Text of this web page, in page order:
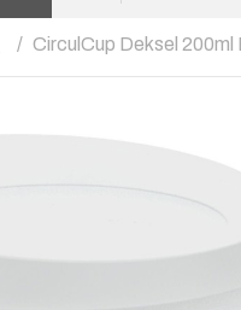
CirculCup Deksel